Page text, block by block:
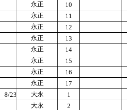
永正
10
永正
11
永正
12
永正
13
永正
14
永正
15
永正
16
永正
17
8/23 大永
1
大永
2